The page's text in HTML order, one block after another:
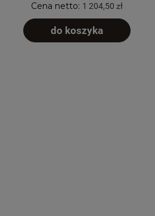
Cena netto: 1 204,50 zł
do koszyka